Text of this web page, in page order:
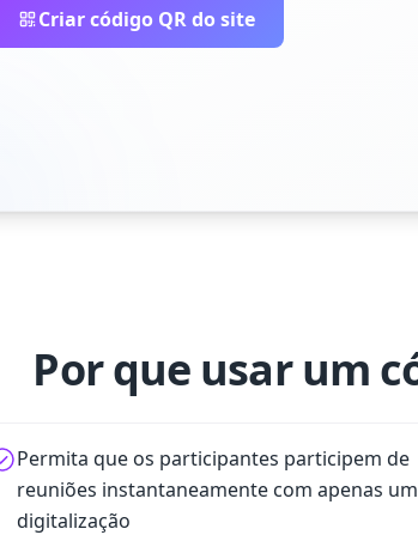
Criar código QR do site
Por que usar um
Permita que os participantes participem de
reuniões instantaneamente com apenas
digitalização